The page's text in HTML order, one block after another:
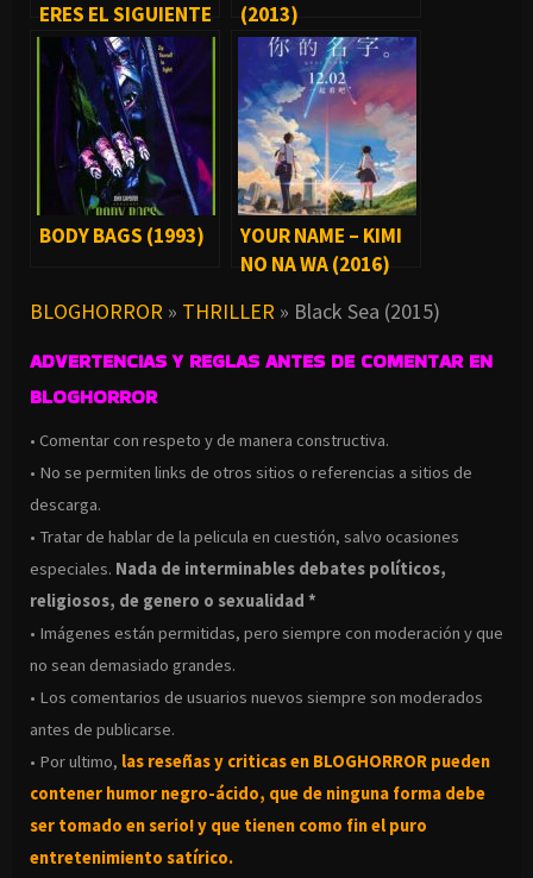
ERES EL SIGUIENTE
(2013)
(2013)
BODY BAGS (1993)
YOUR NAME – KIMI
NO NA WA (2016)
BLOGHORROR » THRILLER » Black Sea (2015)
ADVERTENCIAS Y REGLAS ANTES DE COMENTAR EN
BLOGHORROR
• Comentar con respeto y de manera constructiva.
• No se permiten links de otros sitios o referencias a sitios de
descarga.
• Tratar de hablar de la pelicula en cuestión, salvo ocasiones
especiales. Nada de interminables debates políticos,
religiosos, de genero o sexualidad *
• Imágenes están permitidas, pero siempre con moderación y que
no sean demasiado grandes.
• Los comentarios de usuarios nuevos siempre son moderados
antes de publicarse.
• Por ultimo, las reseñas y criticas en BLOGHORROR pueden
contener humor negro-ácido, que de ninguna forma debe
ser tomado en serio! y que tienen como fin el puro
entretenimiento satírico.